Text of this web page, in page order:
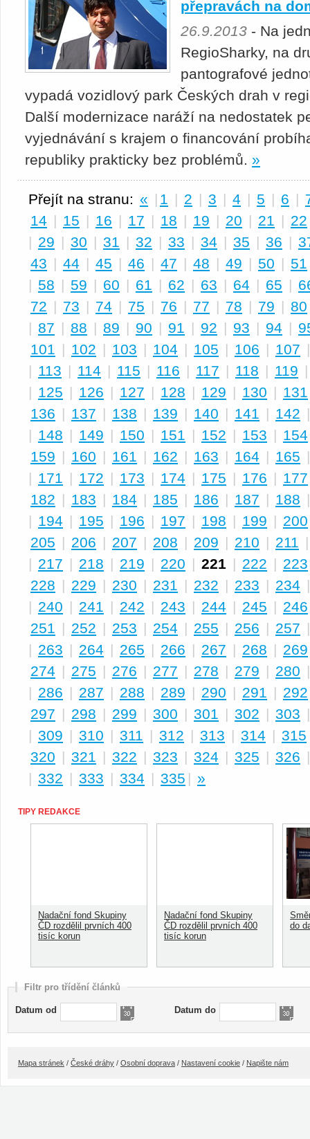
přepravách na
26.9.2013 - Na
RegioSharky, na
pantografové
vypadá vozidlový park Českých drah v
Další modernizace naráží na nedostatek
vyjednávání s krajem o financování
republiky prakticky bez problémů. »
Přejít na stranu: « | 1 | 2 | 3 | 4 | 5 | 6 |
14 | 15 | 16 | 17 | 18 | 19 | 20 | 21 | 22
| 29 | 30 | 31 | 32 | 33 | 34 | 35 | 36 |
43 | 44 | 45 | 46 | 47 | 48 | 49 | 50 | 51
| 58 | 59 | 60 | 61 | 62 | 63 | 64 | 65 |
72 | 73 | 74 | 75 | 76 | 77 | 78 | 79 | 80
| 87 | 88 | 89 | 90 | 91 | 92 | 93 | 94 |
101 | 102 | 103 | 104 | 105 | 106 | 107
| 113 | 114 | 115 | 116 | 117 | 118 | 119
| 125 | 126 | 127 | 128 | 129 | 130 | 131
136 | 137 | 138 | 139 | 140 | 141 | 142
| 148 | 149 | 150 | 151 | 152 | 153 | 154
159 | 160 | 161 | 162 | 163 | 164 | 165
| 171 | 172 | 173 | 174 | 175 | 176 | 177
182 | 183 | 184 | 185 | 186 | 187 | 188
| 194 | 195 | 196 | 197 | 198 | 199 | 200
205 | 206 | 207 | 208 | 209 | 210 | 211
| 217 | 218 | 219 | 220 | 221 | 222 | 223
228 | 229 | 230 | 231 | 232 | 233 | 234
| 240 | 241 | 242 | 243 | 244 | 245 | 246
251 | 252 | 253 | 254 | 255 | 256 | 257
| 263 | 264 | 265 | 266 | 267 | 268 | 269
274 | 275 | 276 | 277 | 278 | 279 | 280
| 286 | 287 | 288 | 289 | 290 | 291 | 292
297 | 298 | 299 | 300 | 301 | 302 | 303
| 309 | 310 | 311 | 312 | 313 | 314 | 315
320 | 321 | 322 | 323 | 324 | 325 | 326
| 332 | 333 | 334 | 335 | »
TIPY REDAKCE
Nadační fond Skupiny
ČD rozdělil prvních 400
tisíc korun
Nadační fond Skupiny
ČD rozdělil prvních 400
tisíc korun
do
Filtr pro třídění článků
Datum od Datum do
Mapa stránek / České dráhy / Osobní doprava / Nastavení cookie / Napište nám